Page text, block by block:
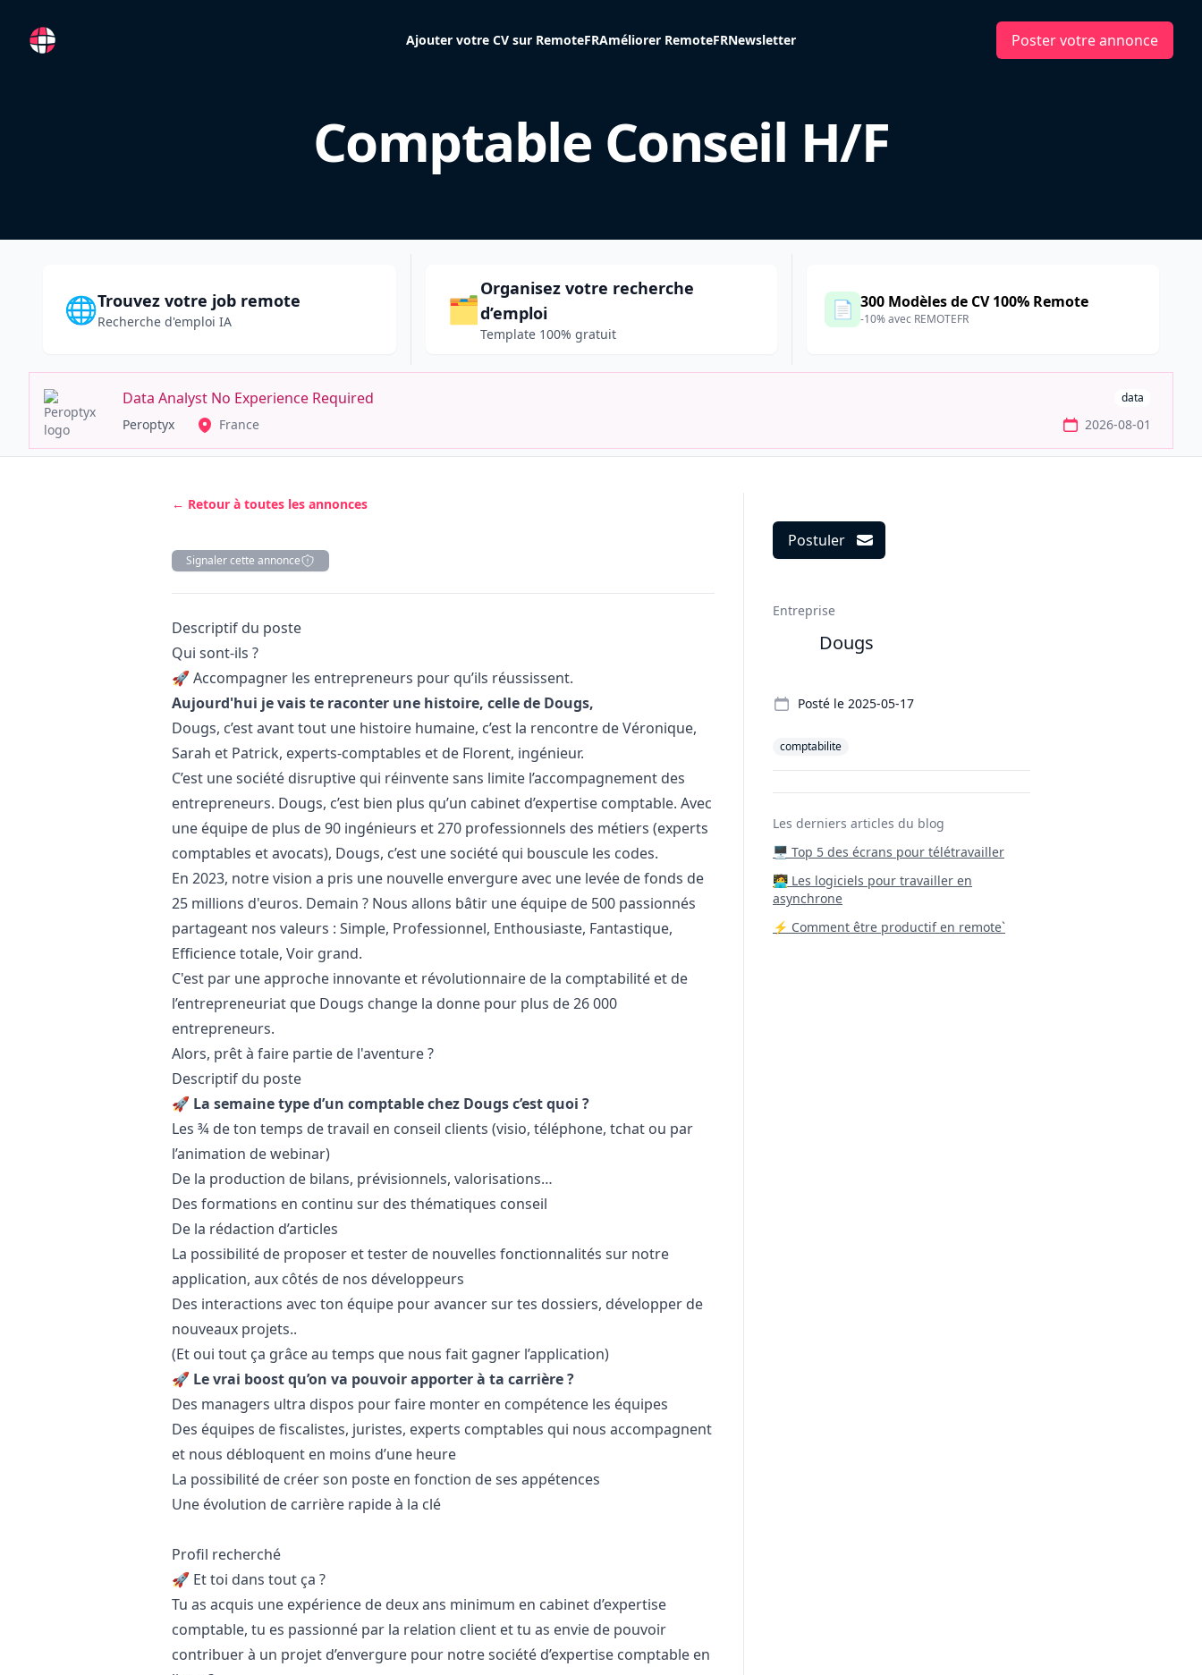
RemoteFR Ajouter votre CV sur RemoteFRAméliorer RemoteFRNewsletter Poster votre annonce
Comptable Conseil H/F
🌐Trouvez votre job remote
Recherche d'emploi IA 🗂️
Organisez votre recherche
d’emploi
Template 100% gratuit
📄 300 Modèles de CV 100% Remote
-10% avec REMOTEFR
Data Analyst No Experience Required data
Peroptyx France 2026-08-01
← Retour à toutes les annonces
Signaler cette annonce
Description
Descriptif du poste
Qui sont-ils ?
🚀 Accompagner les entrepreneurs pour qu’ils réussissent.
Aujourd'hui je vais te raconter une histoire, celle de Dougs,
Dougs, c’est avant tout une histoire humaine, c’est la rencontre de Véronique,
Sarah et Patrick, experts-comptables et de Florent, ingénieur.
C’est une société disruptive qui réinvente sans limite l’accompagnement des
entrepreneurs. Dougs, c’est bien plus qu’un cabinet d’expertise comptable. Avec
une équipe de plus de 90 ingénieurs et 270 professionnels des métiers (experts
comptables et avocats), Dougs, c’est une société qui bouscule les codes.
En 2023, notre vision a pris une nouvelle envergure avec une levée de fonds de
25 millions d'euros. Demain ? Nous allons bâtir une équipe de 500 passionnés
partageant nos valeurs : Simple, Professionnel, Enthousiaste, Fantastique,
Efficience totale, Voir grand.
C'est par une approche innovante et révolutionnaire de la comptabilité et de
l’entrepreneuriat que Dougs change la donne pour plus de 26 000
entrepreneurs.
Alors, prêt à faire partie de l'aventure ?
Descriptif du poste
🚀 La semaine type d’un comptable chez Dougs c’est quoi ?
Les ¾ de ton temps de travail en conseil clients (visio, téléphone, tchat ou par
l’animation de webinar)
De la production de bilans, prévisionnels, valorisations…
Des formations en continu sur des thématiques conseil
De la rédaction d’articles
La possibilité de proposer et tester de nouvelles fonctionnalités sur notre
application, aux côtés de nos développeurs
Des interactions avec ton équipe pour avancer sur tes dossiers, développer de
nouveaux projets..
(Et oui tout ça grâce au temps que nous fait gagner l’application)
🚀 Le vrai boost qu’on va pouvoir apporter à ta carrière ?
Des managers ultra dispos pour faire monter en compétence les équipes
Des équipes de fiscalistes, juristes, experts comptables qui nous accompagnent
et nous débloquent en moins d’une heure
La possibilité de créer son poste en fonction de ses appétences
Une évolution de carrière rapide à la clé
Profil recherché
🚀 Et toi dans tout ça ?
Tu as acquis une expérience de deux ans minimum en cabinet d’expertise
comptable, tu es passionné par la relation client et tu as envie de pouvoir
contribuer à un projet d’envergure pour notre société d’expertise comptable en
Postuler
Entreprise
Dougs
Posté le 2025-05-17
comptabilite
Les derniers articles du blog
🖥️ Top 5 des écrans pour télétravailler
‍🧑‍💻 Les logiciels pour travailler en
asynchrone
⚡ Comment être productif en remote`